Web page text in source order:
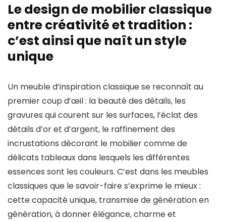
Le design de mobilier classique
entre créativité et tradition :
c’est ainsi que naît un style
unique
Un meuble d’inspiration classique se reconnaît au
premier coup d’œil : la beauté des détails, les
gravures qui courent sur les surfaces, l’éclat des
détails d’or et d’argent, le raffinement des
incrustations décorant le mobilier comme de
délicats tableaux dans lesquels les différentes
essences sont les couleurs. C’est dans les meubles
classiques que le savoir-faire s’exprime le mieux :
cette capacité unique, transmise de génération en
génération, à donner élégance, charme et